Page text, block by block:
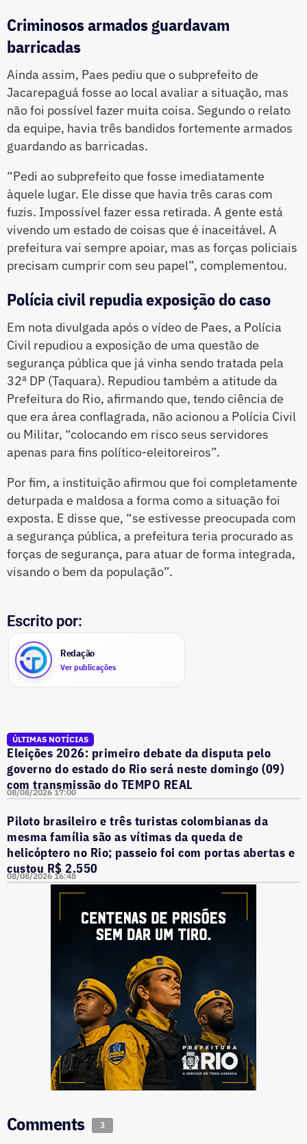
Criminosos armados guardavam
barricadas
Ainda assim, Paes pediu que o subprefeito de
Jacarepaguá fosse ao local avaliar a situação, mas
não foi possível fazer muita coisa. Segundo o relato
da equipe, havia três bandidos fortemente armados
guardando as barricadas.
“Pedi ao subprefeito que fosse imediatamente
àquele lugar. Ele disse que havia três caras com
fuzis. Impossível fazer essa retirada. A gente está
vivendo um estado de coisas que é inaceitável. A
prefeitura vai sempre apoiar, mas as forças policiais
precisam cumprir com seu papel”, complementou.
Polícia civil repudia exposição do caso
Em nota divulgada após o vídeo de Paes, a Polícia
Civil repudiou a exposição de uma questão de
segurança pública que já vinha sendo tratada pela
32ª DP (Taquara). Repudiou também a atitude da
Prefeitura do Rio, afirmando que, tendo ciência de
que era área conflagrada, não acionou a Polícia Civil
ou Militar, “colocando em risco seus servidores
apenas para fins político-eleitoreiros”.
Por fim, a instituição afirmou que foi completamente
deturpada e maldosa a forma como a situação foi
exposta. E disse que, “se estivesse preocupada com
a segurança pública, a prefeitura teria procurado as
forças de segurança, para atuar de forma integrada,
visando o bem da população”.
Escrito por:
Redação
Ver publicações
ÚLTIMAS NOTÍCIAS
Eleições 2026: primeiro debate da disputa pelo
governo do estado do Rio será neste domingo (09)
com transmissão do TEMPO REAL
08/08/2026 17:00
Piloto brasileiro e três turistas colombianas da
mesma família são as vítimas da queda de
helicóptero no Rio; passeio foi com portas abertas e
custou R$ 2.550
08/08/2026 16:48
Comments 3